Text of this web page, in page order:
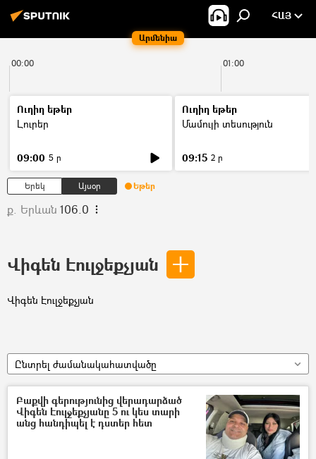
Արմենիա
ՀԱՅ
00:00 01:00
Ուղիղ եթեր
Լուրեր
09:00 5 ր
Ուղիղ եթեր
Մամուլի տեսություն
09:15 2 ր
Երեկ Այսօր Եթեր
ք. Երևան 106.0
Վիգեն Էուլջեքչյան
Վիգեն Էուլջեքչյան
Ընտրել ժամանակահատվածը
Բաքվի գերությունից վերադարձած
Վիգեն Էուլջեքչյանը 5 ու կես տարի
անց հանդիպել է դստեր հետ